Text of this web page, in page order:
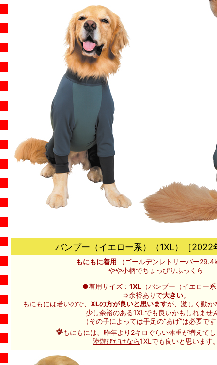
バンブー（イエロー系）（1XL）［2022
もにもに着用
（ゴールデンレトリーバー
やや小柄でちょっぴりふっくら
●着用サイズ： 1XL （バンブー（イエロー
⇒余裕ありで大きい。
もにもには若いので、 XLの方が良いと思いますが、激しく動か
少し余裕のある1XLでも良いかもしれませ
（その子によっては手足の“あげ”は必要で
もにもには、昨年より2キロぐらい体重が増えて
陸遊びだけなら1XLでも良いと思います